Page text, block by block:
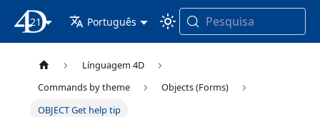
Documentação 4D
21 Português Pesquisa
Línguagem 4D
Commands by theme
Objects (Forms)
OBJECT Get help tip